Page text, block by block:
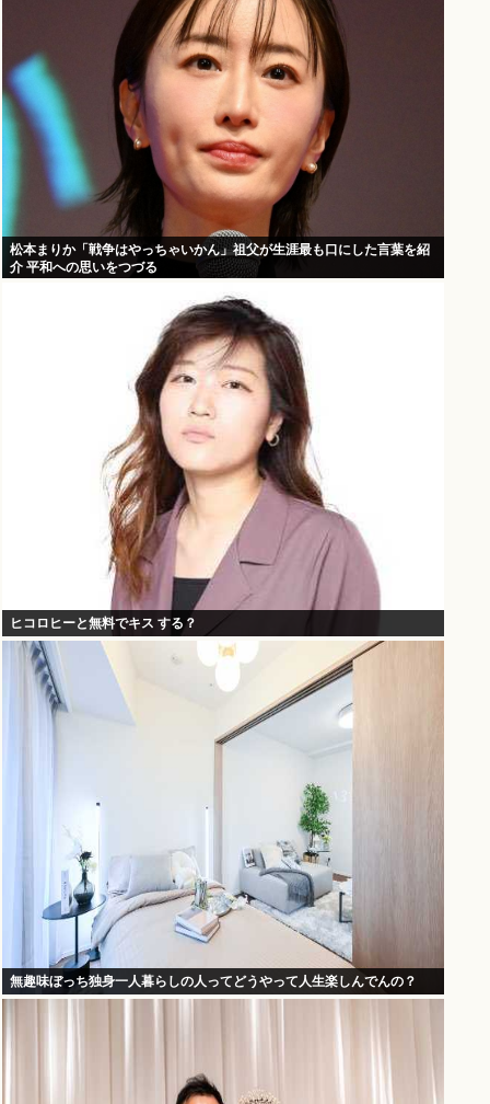
松本まりか「戦争はやっちゃいかん」祖父が生涯最も口にした言葉を紹
介 平和への思いをつづる
ヒコロヒーと無料でキス する？
無趣味ぼっち独身一人暮らしの人ってどうやって人生楽しんでんの？